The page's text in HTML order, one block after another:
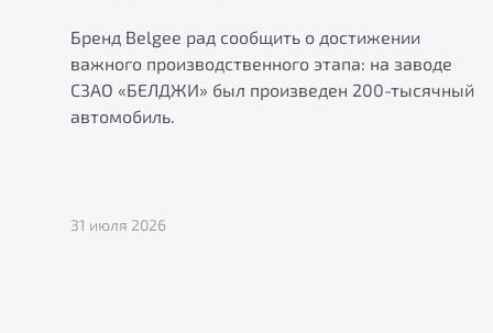
Бренд Belgee рад сообщить о достижении
важного производственного этапа: на заводе
СЗАО «БЕЛДЖИ» был произведен 200-тысячный
автомобиль.
31 июля 2026